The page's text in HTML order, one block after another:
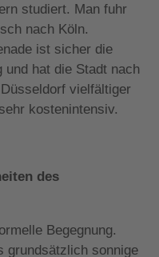
studiert. Man fuhr
nach Köln.
ist sicher die
und hat die Stadt nach
vielfältiger
kostenintensiv.
des
Begegnung.
grundsätzlich sonnige